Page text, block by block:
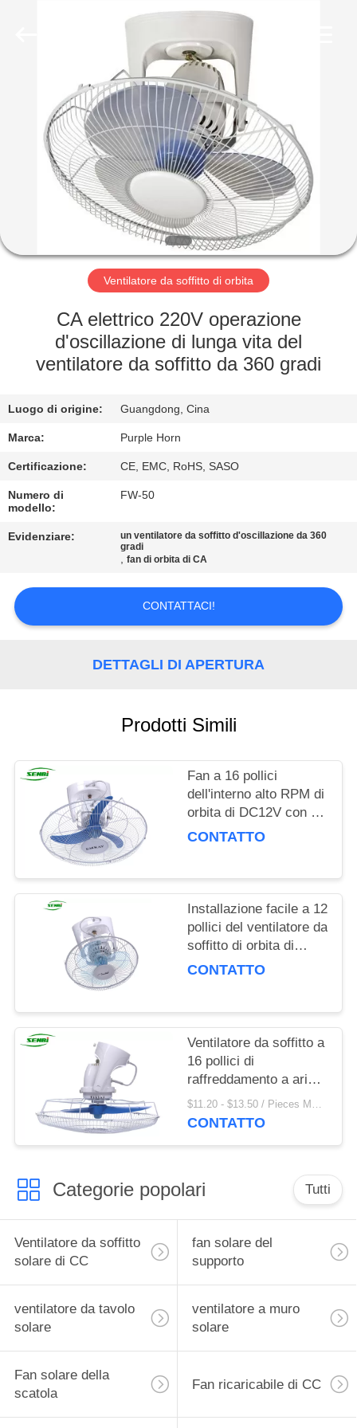
PRODOTTI
CIRCA
GIRO
FABBRICA
CONTROLLO
QUALITÀ
CONTATTICI
RICHIEDA
UNA
CITAZIONE
MAPPA
Ventilatore da soffitto di orbita
CA elettrico 220V operazione
d'oscillazione di lunga vita del
ventilatore da soffitto da 360 gradi
Luogo di origine: Guangdong, Cina
Marca: Purple Horn
Certificazione: CE, EMC, RoHS, SASO
Numero di
modello:
FW-50
Evidenziare:
un ventilatore da soffitto d'oscillazione da 360
gradi
,fan di orbita di CA
CONTATTACI!
DETTAGLI DI APERTURA
Prodotti Simili
Fan a 16 pollici
dell'interno alto RPM di
orbita di DC12V con un
grado di 360
CONTATTO
Installazione facile a 12
pollici del ventilatore da
soffitto di orbita di
rendimento elevato per
CONTATTO
Ventilatore da soffitto a
16 pollici di
raffreddamento a aria,
regolazione materiale
di velocità del
$11.20 - $13.50 / Pieces MOQ:500 Piece / Pieces
CONTATTO
Categorie popolari Tutti
Ventilatore da soffitto
solare di CC
fan solare del
supporto
ventilatore da tavolo
solare
ventilatore a muro
solare
Fan solare della
scatola
Fan ricaricabile di CC